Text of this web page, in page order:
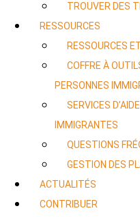
TROUVER DES
RESSOURCES
RESSOURCES
COFFRE À
PERSONNES
SERVICES
IMMIGRANTES
QUESTIONS
GESTION DES
ACTUALITÉS
CONTRIBUER